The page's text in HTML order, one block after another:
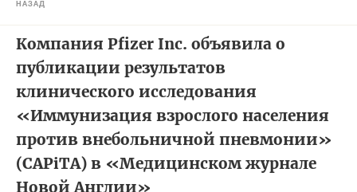
НАЗАД
Компания Pfizer Inc. объявила о
публикации результатов
клинического исследования
«Иммунизация взрослого населения
против внебольничной пневмонии»
(CAPiTA) в «Медицинском журнале
Новой Англии»